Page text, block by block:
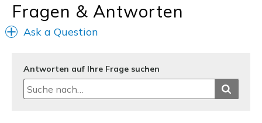
Fragen & Antworten
Ask a Question
Antworten auf Ihre Frage suchen